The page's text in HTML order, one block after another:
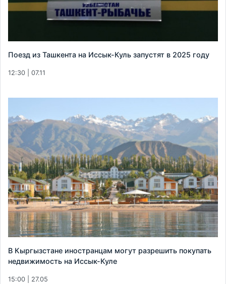
Поезд из Ташкента на Иссык-Куль запустят в 2025 году
12:30 | 07.11
В Кыргызстане иностранцам могут разрешить покупать
недвижимость на Иссык-Куле
15:00 | 27.05